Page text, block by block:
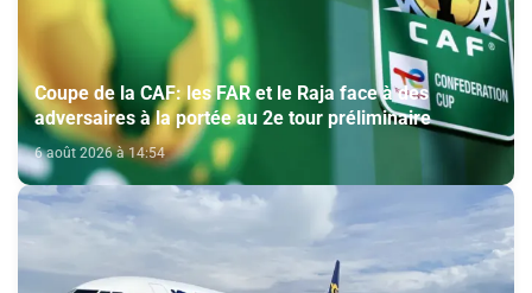
Coupe de la CAF: les FAR et le Raja face à des
adversaires à la portée au 2e tour préliminaire
6 août 2026 à 14:54